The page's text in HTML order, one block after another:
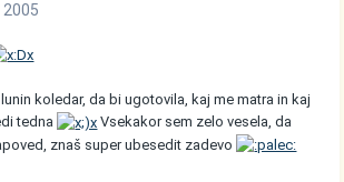
koledar, da bi ugotovila, kaj me matra in kaj
tedna
Vsekakor sem zelo vesela, da
znaš super ubesedit zadevo